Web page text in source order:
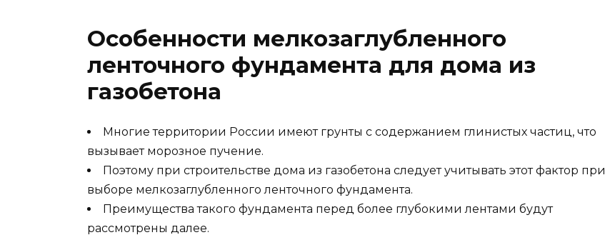
Особенности мелкозаглубленного
ленточного фундамента для дома из
газобетона
Многие территории России имеют грунты с содержанием глинистых частиц, что
вызывает морозное пучение.
Поэтому при строительстве дома из газобетона следует учитывать этот фактор при
выборе мелкозаглубленного ленточного фундамента.
Преимущества такого фундамента перед более глубокими лентами будут
рассмотрены далее.